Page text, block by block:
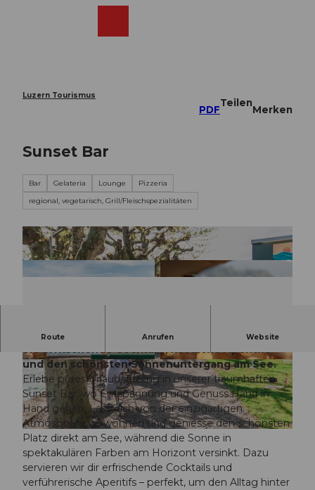
Luzern Tourismus
PDF
Teilen
Merken
Sunset Bar
Bar Gelateria Lounge
Pizzeria
regional, vegetarisch, Grill/Fleischspezialitäten
© Hotel Seeburg |CC-BY
© Hotel Seeburg | CC-BY © Hotel Seeburg, Sara Furrer |CC-BY
Route Anrufen Website
Pures Ferienfeeling in der Sunset Bar – geniessen
Sie erfrischende Cocktails, köstliche Aperitifs
und den schönsten Sonnenuntergang am See.
Erlebe pures Urlaubsfeeling in unserer traumhaften
Sunset Bar, wo Entspannung und Genuss Hand in
Hand gehen. Lass dich von der einzigartigen
Atmosphäre verwöhnen und geniesse den schönsten
Platz direkt am See, während die Sonne in
spektakulären Farben am Horizont versinkt. Dazu
servieren wir dir erfrischende Cocktails und
verführerische Aperitifs – perfekt, um den Alltag hinter